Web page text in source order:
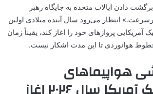
دادن ایالات متحده به‌ جایگاه رهبر
انتظار می‌رود سال آینده میلادی اولین
آمریکایی پروازهای خود را اغاز کند، یقیناً زمان
هوانوردی تا این مدت اشکار نیست.
هواپیماهای